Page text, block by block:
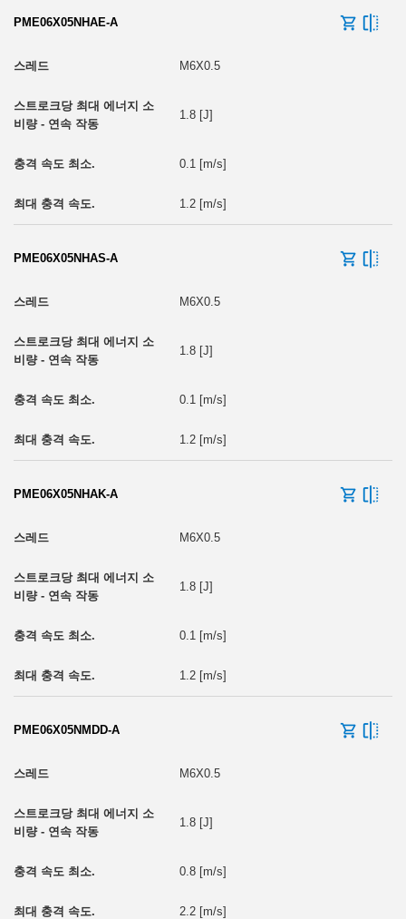
PME06X05NHAE-A
M6X0.5
1.8 [J]
0.1 [m/s]
1.2 [m/s]
PME06X05NHAS-A
M6X0.5
1.8 [J]
0.1 [m/s]
1.2 [m/s]
PME06X05NHAK-A
M6X0.5
1.8 [J]
0.1 [m/s]
1.2 [m/s]
PME06X05NMDD-A
M6X0.5
1.8 [J]
0.8 [m/s]
2.2 [m/s]